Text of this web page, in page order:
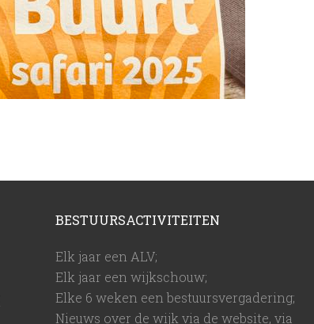
BESTUURSACTIVITEITEN
Elk jaar een ALV;
Elk jaar een wijkschouw;
Elke 6 weken een bestuursvergadering;
Nieuws over de wijk via de website, via